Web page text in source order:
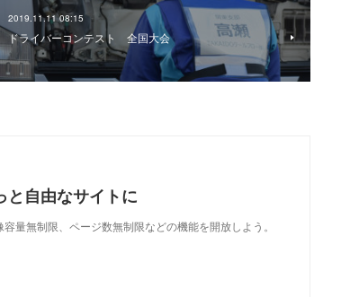
2019.11.11 08:15
ドライバーコンテスト 全国大会
と自由なサイトに
量無制限、ページ数無制限などの機能を開放しよう。